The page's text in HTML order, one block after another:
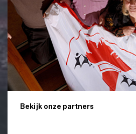
Bekijk onze partners